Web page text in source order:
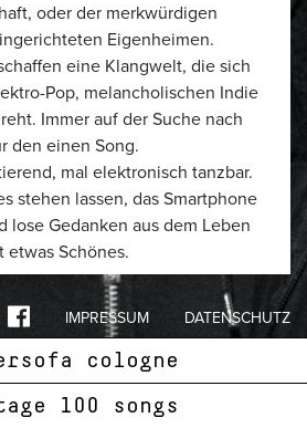
cologne
100 songs
oder der merkwürdigen
Eigenheimen.
eine Klangwelt, die sich
Pop, melancholischen Indie
Immer auf der Suche nach
den einen Song.
mal elektronisch tanzbar.
stehen lassen, das Smartphone
lose Gedanken aus dem Leben
Schönes.
komparse
IMPRESSUM DATENSCHUTZ